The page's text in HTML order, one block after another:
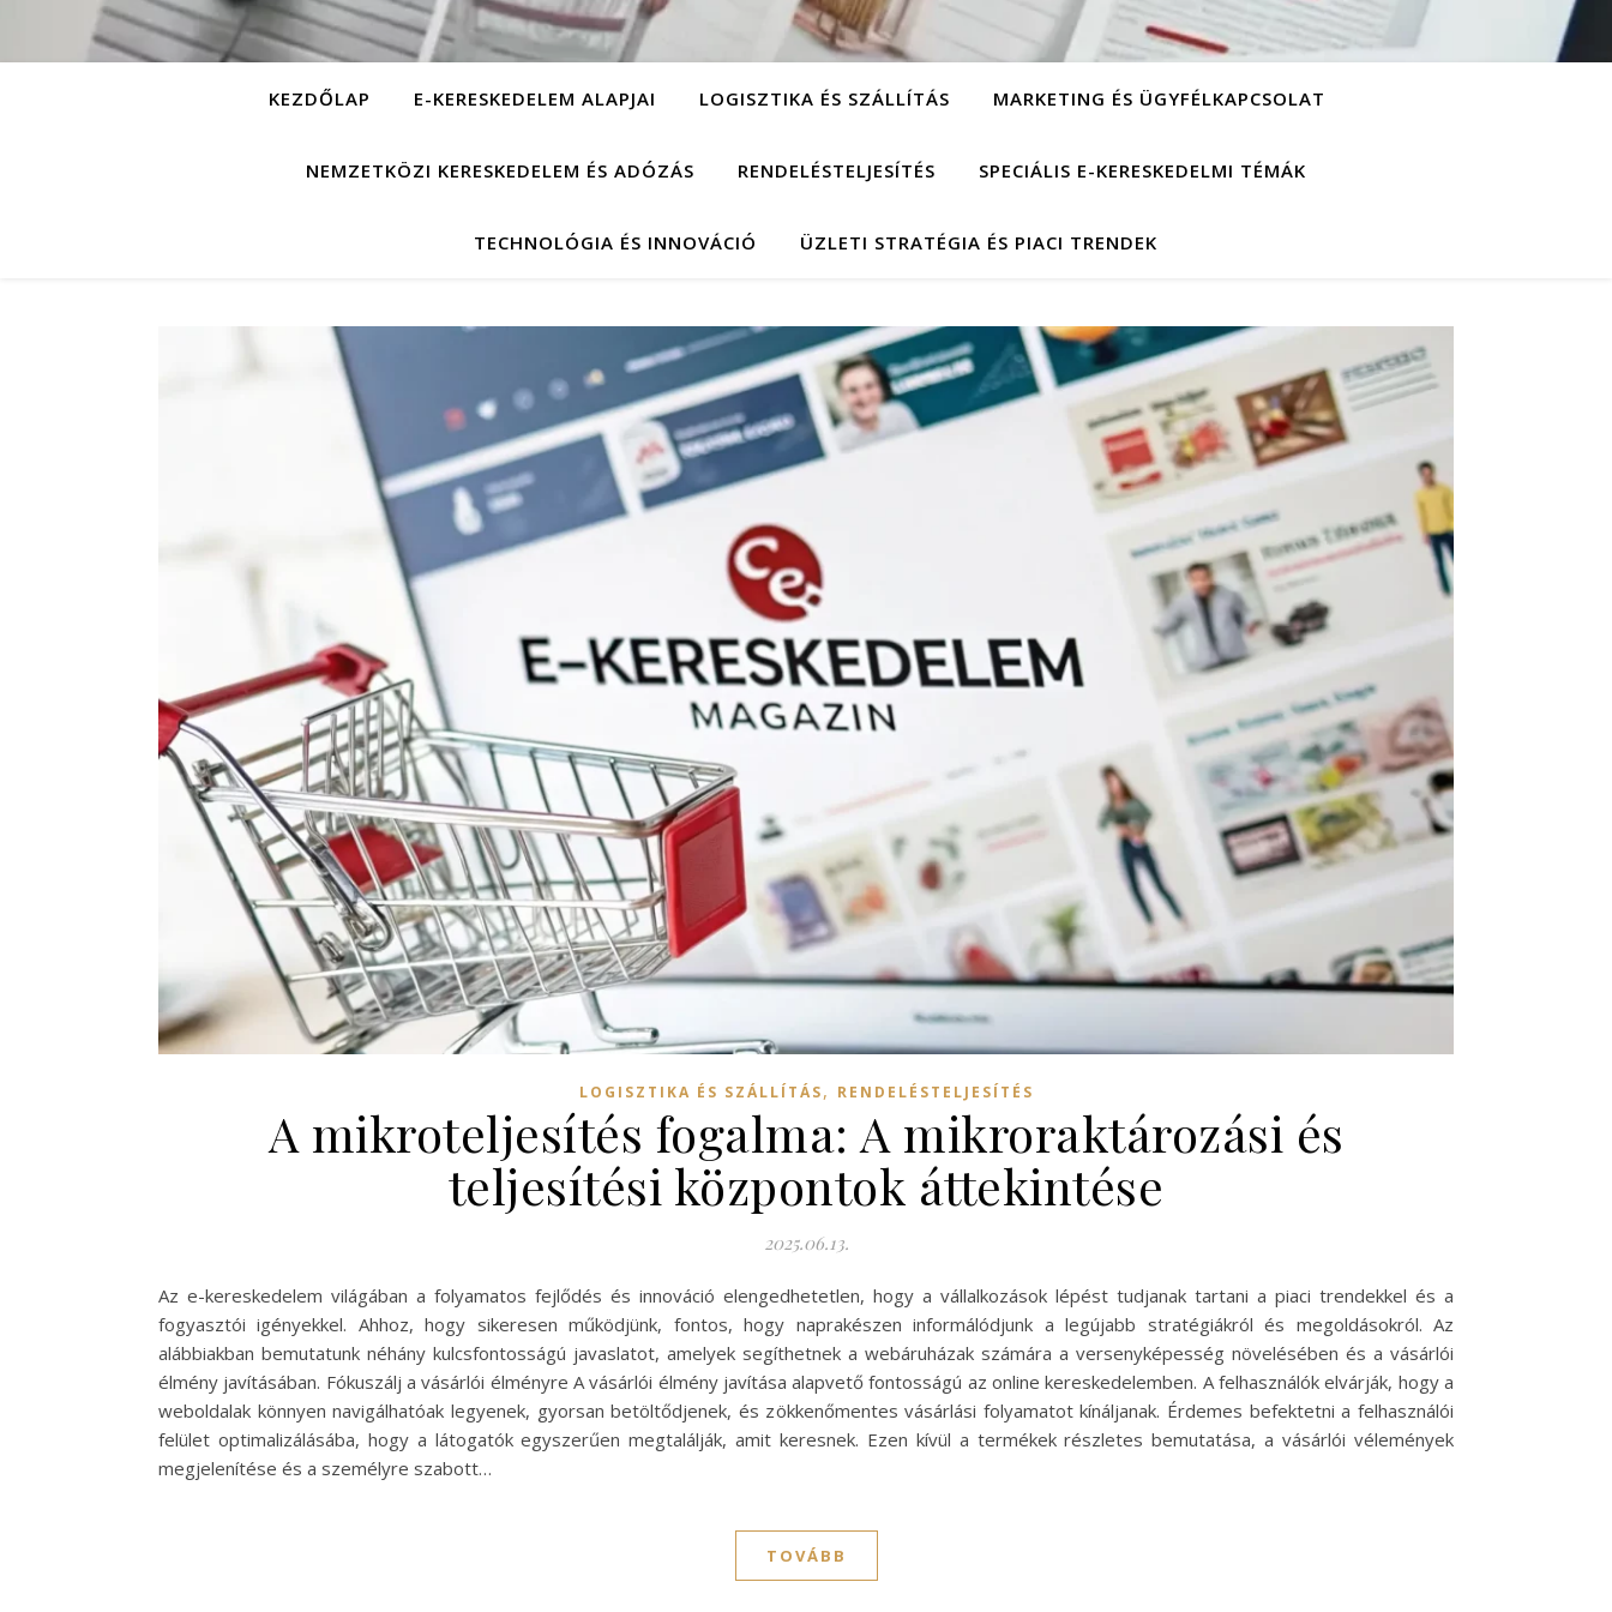
KEZDŐLAP E-KERESKEDELEM ALAPJAI LOGISZTIKA ÉS SZÁLLÍTÁS MARKETING ÉS ÜGYFÉLKAPCSOLAT
NEMZETKÖZI KERESKEDELEM ÉS ADÓZÁS RENDELÉSTELJESÍTÉS SPECIÁLIS E-KERESKEDELMI TÉMÁK
TECHNOLÓGIA ÉS INNOVÁCIÓ ÜZLETI STRATÉGIA ÉS PIACI TRENDEK
LOGISZTIKA ÉS SZÁLLÍTÁS, RENDELÉSTELJESÍTÉS
A mikroteljesítés fogalma: A mikroraktározási és
teljesítési központok áttekintése
2025.06.13.
Az e-kereskedelem világában a folyamatos fejlődés és innováció elengedhetetlen, hogy a vállalkozások lépést tudjanak tartani a piaci trendekkel és a
fogyasztói igényekkel. Ahhoz, hogy sikeresen működjünk, fontos, hogy naprakészen informálódjunk a legújabb stratégiákról és megoldásokról. Az
alábbiakban bemutatunk néhány kulcsfontosságú javaslatot, amelyek segíthetnek a webáruházak számára a versenyképesség növelésében és a vásárlói
élmény javításában. Fókuszálj a vásárlói élményre A vásárlói élmény javítása alapvető fontosságú az online kereskedelemben. A felhasználók elvárják, hogy a
weboldalak könnyen navigálhatóak legyenek, gyorsan betöltődjenek, és zökkenőmentes vásárlási folyamatot kínáljanak. Érdemes befektetni a felhasználói
felület optimalizálásába, hogy a látogatók egyszerűen megtalálják, amit keresnek. Ezen kívül a termékek részletes bemutatása, a vásárlói vélemények
megjelenítése és a személyre szabott…
TOVÁBB